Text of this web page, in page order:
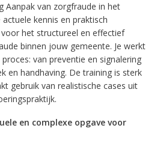
Aanpak van zorgfraude in het
kennis en praktisch
het structureel en effectief
binnen jouw gemeente. Je werkt
van preventie en signalering
en handhaving. De training is sterk
gebruik van realistische cases uit
en complexe opgave voor